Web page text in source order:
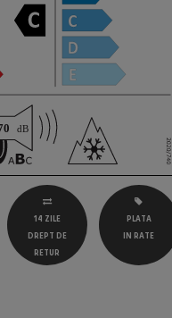
14 ZILE
DREPT DE
RETUR
PLATA
IN RATE